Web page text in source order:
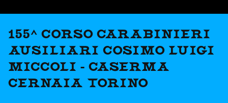
155^ CORSO CARABINIERI
AUSILIARI COSIMO LUIGI
MICCOLI - CASERMA
CERNAIA TORINO